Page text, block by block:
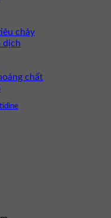
chảy
dịch
chất